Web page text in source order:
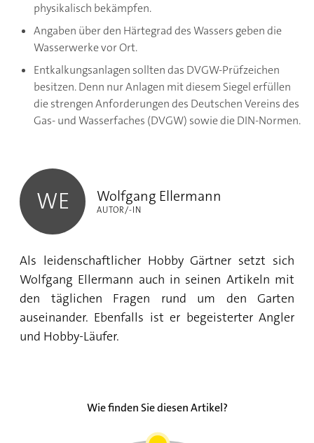
physikalisch bekämpfen.
Angaben über den Härtegrad des Wassers geben die
Wasserwerke vor Ort.
Entkalkungsanlagen sollten das DVGW-Prüfzeichen
besitzen. Denn nur Anlagen mit diesem Siegel erfüllen
die strengen Anforderungen des Deutschen Vereins des
Gas- und Wasserfaches (DVGW) sowie die DIN-Normen.
WE Wolfgang Ellermann
AUTOR/-IN
Als leidenschaftlicher Hobby Gärtner setzt sich
Wolfgang Ellermann auch in seinen Artikeln mit
den täglichen Fragen rund um den Garten
auseinander. Ebenfalls ist er begeisterter Angler
und Hobby-Läufer.
Wie finden Sie diesen Artikel?